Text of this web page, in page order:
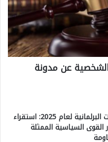
عن مدونة
خارطة الانتخابات البرلمانية لعام 2025: استقراء
القوى السياسية الممثلة